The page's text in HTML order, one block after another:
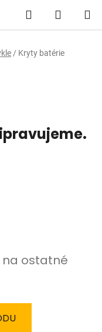
Hľadať
KOŠÍK
/ Kryty batérie
na ostatné